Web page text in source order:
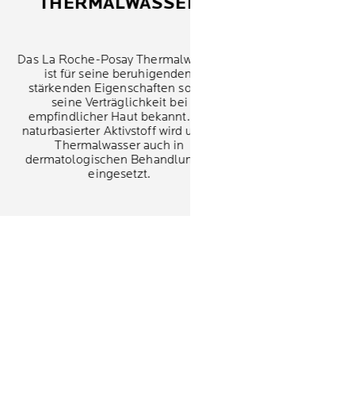
Das La Roche-Posay Thermalwasser
ist für seine beruhigenden,
stärkenden Eigenschaften sowie
seine Verträglichkeit bei
empfindlicher Haut bekannt. Als
naturbasierter Aktivstoff wird unser
Thermalwasser auch in
dermatologischen Behandlungen
eingesetzt.